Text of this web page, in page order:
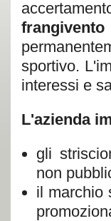
sportivo.
interessi e
L'azienda
gli
non
il marchio